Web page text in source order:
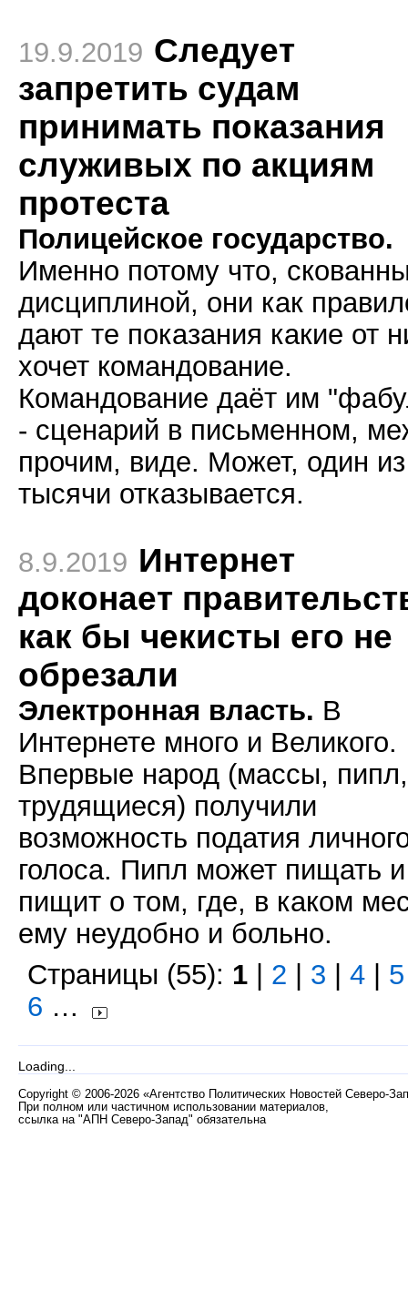
19.9.2019 Следует
запретить судам
принимать показания
служивых по акциям
протеста
Полицейское государство.
Именно потому что,
дисциплиной, они как
дают те показания какие от
хочет командование.
Командование даёт им
- сценарий в письменном,
прочим, виде. Может, один из
тысячи отказывается.
8.9.2019 Интернет
доконает
как бы чекисты его не
обрезали
Электронная власть. В
Интернете много и Великого.
Впервые народ (массы, пипл,
трудящиеся) получили
возможность податия
голоса. Пипл может пищать и
пищит о том, где, в каком
ему неудобно и больно.
Страницы (55): 1 2 3 4 5
6 …
Loading...
Copyright © 2006-2026 «Агентство Политических Новостей Северо-
При полном или частичном использовании материалов,
ссылка на "АПН Северо-Запад" обязательна